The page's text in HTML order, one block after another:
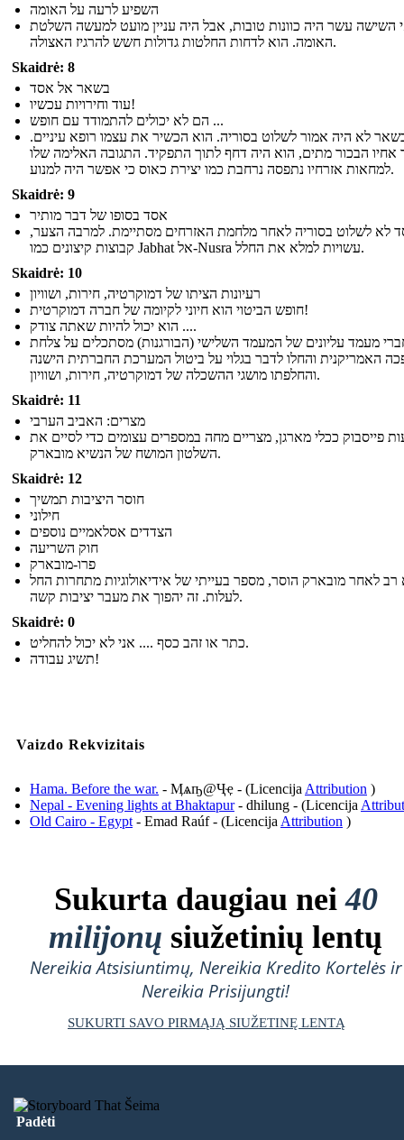
השפיע לרעה על האומה
השישה עשר היה כוונות טובות, אבל היה עניין מועט למעשה השלטת
האומה. הוא לדחות החלטות גדולות חשש להרגיז האצולה.
Skaidrė: 8
בשאר אל אסד
עוד וחירויות עכשיו!
הם לא יכולים להתמודד עם חופש ...
לא היה אמור לשלוט בסוריה. הוא הכשיר את עצמו רופא עיניים.
הבכור מתים, הוא היה דחף לתוך התפקיד. התגובה האלימה שלו
למחאות אזרחיו נתפסה נרחבת כמו יצירת כאוס כי אפשר היה למנוע.
Skaidrė: 9
אסד בסופו של דבר מותיר
לא לשלוט בסוריה לאחר מלחמת האזרחים מסתיימת. למרבה הצער,
קבוצות קיצונים כמו Jabhat אל-Nusra עשויות למלא את החלל.
Skaidrė: 10
רעיונות הציתו של דמוקרטיה, חירות, ושוויון
חופש הביטוי הוא חיוני לקיומה של חברה דמוקרטית!
הוא יכול להיות שאתה צודק ....
מעמד עליונים של המעמד השלישי (הבורגנות) מסתכלים על צלחת
האמריקנית והחלו לדבר בגלוי על ביטול המערכת החברתית הישנה
והחלפתו מושגי ההשכלה של דמוקרטיה, חירות, ושוויון.
Skaidrė: 11
מצרים: האביב הערבי
פייסבוק ככלי מארגן, מצריים מחה במספרים עצומים כדי לסיים את
השלטון המושח של הנשיא מובארק.
Skaidrė: 12
חוסר היציבות תמשיך
חילוני
הצדדים אסלאמיים נוספים
חוק השריעה
פרו-מובארק
רב לאחר מובארק הוסר, מספר בעייתי של אידיאולוגיות מתחרות החל
לעלות. זה יהפוך את מעבר יציבות קשה.
Skaidrė: 0
כתר או זהב כסף .... אני לא יכול להחליט.
תשיג עבודה!
Vaizdo Rekvizitais
Hama. Before the war. - Ӎѧҧ@Ҷҿ - (Licencija Attribution )
Nepal - Evening lights at Bhaktapur- dhilung - (Licencija
Old Cairo - Egypt - Emad Raúf - (Licencija Attribution )
Sukurta daugiau nei40
milijonų siužetinių lentų
Nereikia Atsisiuntimų, Nereikia Kredito Kortelės ir
Nereikia Prisijungti!
SUKURTI SAVO PIRMĄJĄ SIUŽETINĘ LENTĄ
Padėti